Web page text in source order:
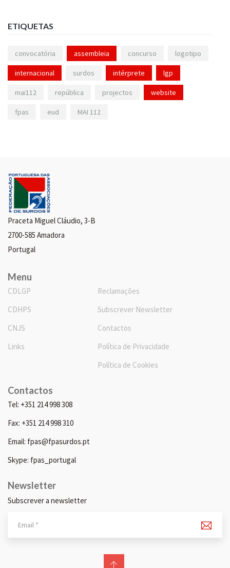
ETIQUETAS
convocatória assembleia concurso logotipo
internacional surdos intérprete lgp
mai112 república projectos website
fpas eud MAI 112
Praceta Miguel Cláudio, 3-B
2700-585 Amadora
Portugal
Menu
CDLGP
CDHPS
CNJS
Links
Reclamações
Subscrever Newsletter
Contactos
Política de Privacidade
Política de Cookies
Contactos
Tel: +351 214 998 308
Fax: +351 214 998 310
Email: fpas@fpasurdos.pt
Skype: fpas_portugal
Newsletter
Subscrever a newsletter